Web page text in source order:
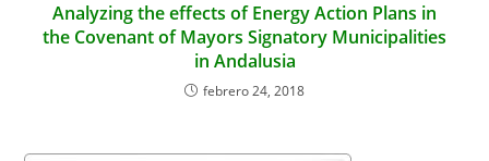
Analyzing the effects of Energy Action Plans in
the Covenant of Mayors Signatory Municipalities
in Andalusia
febrero 24, 2018